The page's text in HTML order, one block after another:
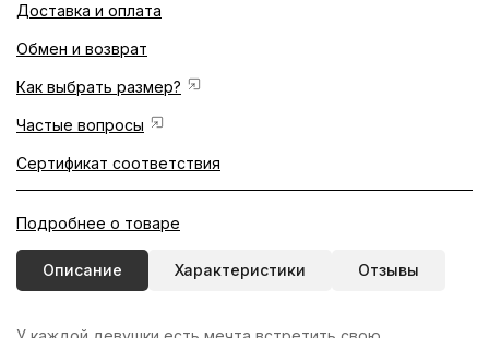
Доставка и оплата
Обмен и возврат
Как выбрать размер?
Частые вопросы
Сертификат соответствия
Подробнее о товаре
Описание Характеристики Отзывы